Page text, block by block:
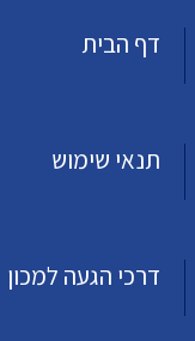
דף הבית
תנאי שימוש
דרכי הגעה למכון